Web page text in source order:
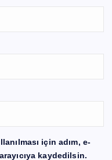
için adım, e-
kaydedilsin.